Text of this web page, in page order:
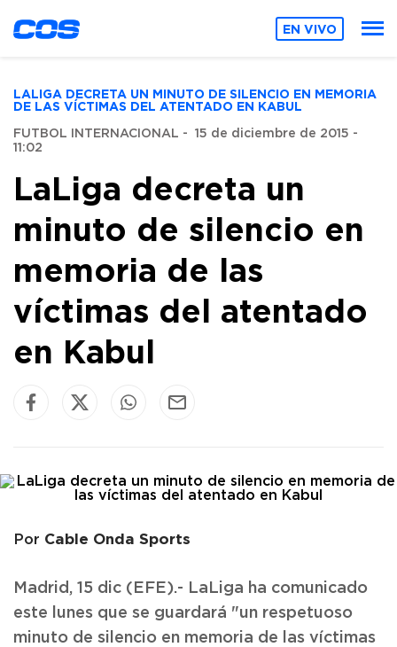
EN VIVO
LALIGA DECRETA UN MINUTO DE SILENCIO EN MEMORIA
DE LAS VÍCTIMAS DEL ATENTADO EN KABUL
FUTBOL INTERNACIONAL - 15 de diciembre de 2015 -
11:02
LaLiga decreta un
minuto de silencio en
memoria de las
víctimas del atentado
en Kabul
Por Cable Onda Sports
Madrid, 15 dic (EFE).- LaLiga ha comunicado
este lunes que se guardará "un respetuoso
minuto de silencio en memoria de las víctimas